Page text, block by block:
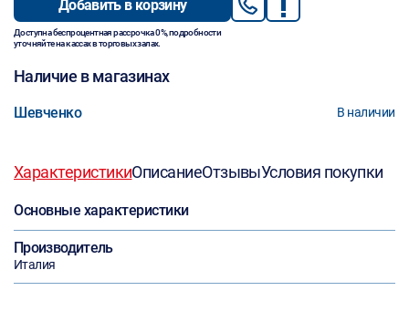
Добавить в корзину
Доступна беспроцентная рассрочка 0%, подробности
уточняйте на кассах в торговых залах.
Наличие в магазинах
Шевченко В наличии
ХарактеристикиОписаниеОтзывыУсловия покупки
Основные характеристики
Производитель
Италия